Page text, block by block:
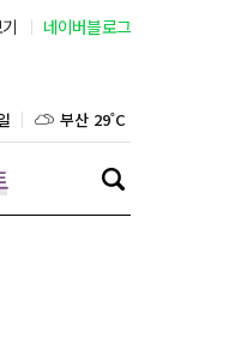
네이버블로그
대구 30˚C
인천 31˚C